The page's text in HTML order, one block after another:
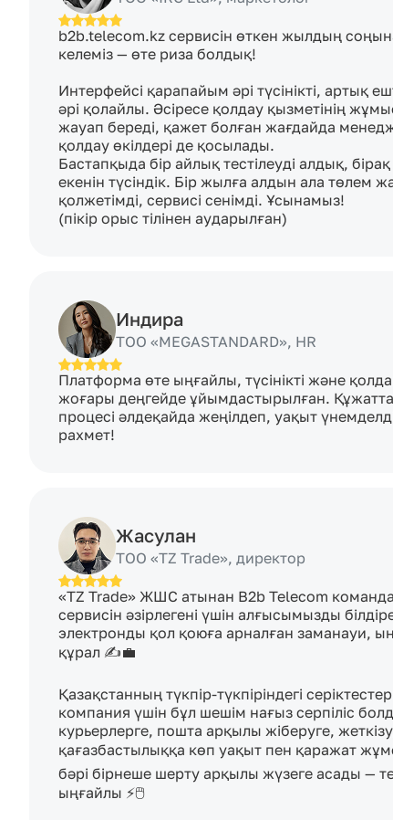
b2b.telecom.kz сервисін өткен жылдың
келеміз — өте риза болдық!
Интерфейсі қарапайым әрі түсінікті, артық
әрі қолайлы. Әсіресе қолдау қызметінің
жауап береді, қажет болған жағдайда
қолдау өкілдері де қосылады.
Бастапқыда бір айлық тестілеуді алдық,
екенін түсіндік. Бір жылға алдын ала төлем
қолжетімді, сервисі сенімді. Ұсынамыз!
(пікір орыс тілінен аударылған)
Индира
TOO «MEGASTANDARD», HR
Платформа өте ыңғайлы, түсінікті және
жоғары деңгейде ұйымдастырылған.
процесі әлдеқайда жеңілдеп, уақыт
рахмет!
Жасулан
ТОО «TZ Trade», директор
«TZ Trade» ЖШС атынан B2b Telecom
сервисін әзірлегені үшін алғысымызды
электронды қол қоюға арналған заманауи,
құрал ✍️💼
Қазақстанның түкпір‑түкпіріндегі
компания үшін бұл шешім нағыз серпіліс
курьерлерге, пошта арқылы жіберуге,
қағазбастылыққа көп уақыт пен қаражат
бәрі бірнеше шерту арқылы жүзеге асады —
ыңғайлы ⚡🖱️